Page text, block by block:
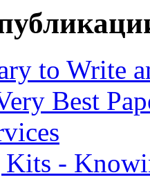
to Write
Best
-